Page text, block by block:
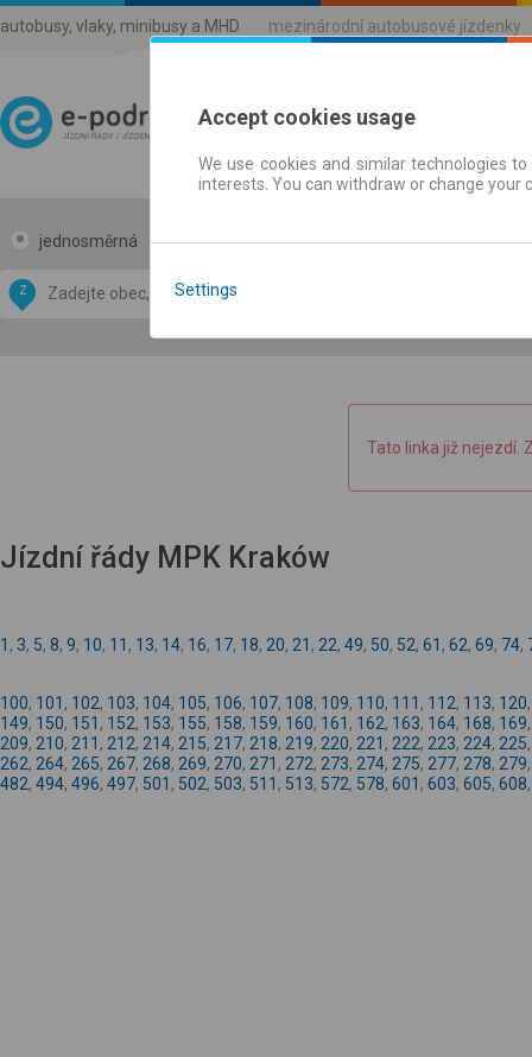
autobusy, vlaky, minibusy a MHD mezinárodní autobusové jízdenky
Jízdni řády a jízdenky
jednosměrná zpáteční
Z
by
OpenStreetMap
Tato linka již nejezdí.
Jízdní řády MPK Kraków
1 , 3, 5, 8, 9, 10, 11 , 13, 14, 16, 17, 18, 20, 21 , 22, 49, 50, 52, 61 , 62, 69, 74,
100, 101 , 102, 103, 104, 105, 106, 107, 108, 109, 110, 111 , 112, 113, 120
149, 150, 151 , 152, 153, 155, 158, 159, 160, 161 , 162, 163, 164, 168, 169
209, 210, 211 , 212, 214, 215, 217, 218, 219, 220, 221 , 222, 223, 224, 225
262, 264, 265, 267, 268, 269, 270, 271 , 272, 273, 274, 275, 277, 278, 279
482, 494, 496, 497, 501 , 502, 503, 511 , 513, 572, 578, 601 , 603, 605, 608
Accept cookies usage
We use cookies and similar technologies
interests. You can withdraw or change
Settings